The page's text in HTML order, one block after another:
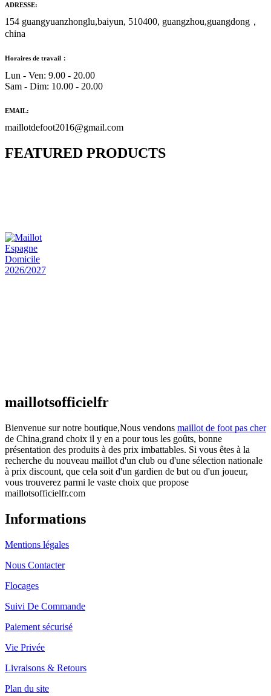
ADRESSE:
154 guangyuanzhonglu,baiyun, 510400, guangzhou,guangdong，
china
Horaires de travail：
Lun - Ven: 9.00 - 20.00
Sam - Dim: 10.00 - 20.00
EMAIL:
maillotdefoot2016@gmail.com
FEATURED PRODUCTS
maillotsofficielfr
Bienvenue sur notre boutique,Nous vendons maillot de foot pas cher
de China,grand choix il y en a pour tous les goûts, bonne
présentation des produits à des prix imbattables. Si vous êtes à la
recherche du nouveau maillot d'un club ou d'une sélection nationale
à prix discount, que cela soit d'un gardien de but ou d'un joueur,
vous trouverez parmi le vaste choix que propose
maillotsofficielfr.com
Informations
Mentions légales
Nous Contacter
Flocages
Suivi De Commande
Paiement sécurisé
Vie Privée
Livraisons & Retours
Plan du site